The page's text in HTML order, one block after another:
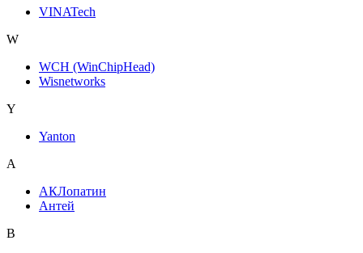
VINATech
W
WCH (WinChipHead)
Wisnetworks
Y
Yanton
А
АКЛопатин
Антей
В